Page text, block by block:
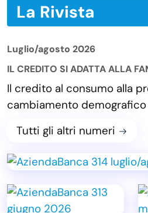
La Rivista
Luglio/agosto 2026
IL CREDITO SI ADATTA ALLA
Il credito al consumo alla
cambiamento demografico
Tutti gli altri numeri